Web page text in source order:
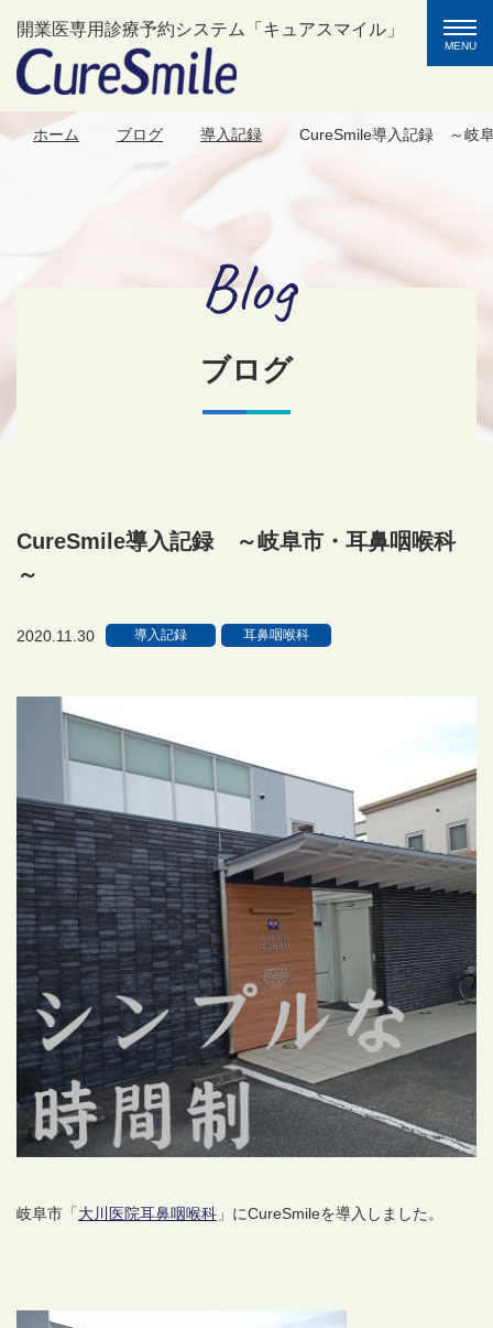
開業医専用診療予約システム「キュアスマイル」
ホーム ブログ 導入記録 CureSmile導入記録 ～岐
ブログ
Blog
CureSmile導入記録 ～岐阜市・耳鼻咽喉科
～
2020.11.30 導入記録 耳鼻咽喉科
岐阜市「大川医院耳鼻咽喉科 」にCureSmileを導入しました。
toggle
MENU